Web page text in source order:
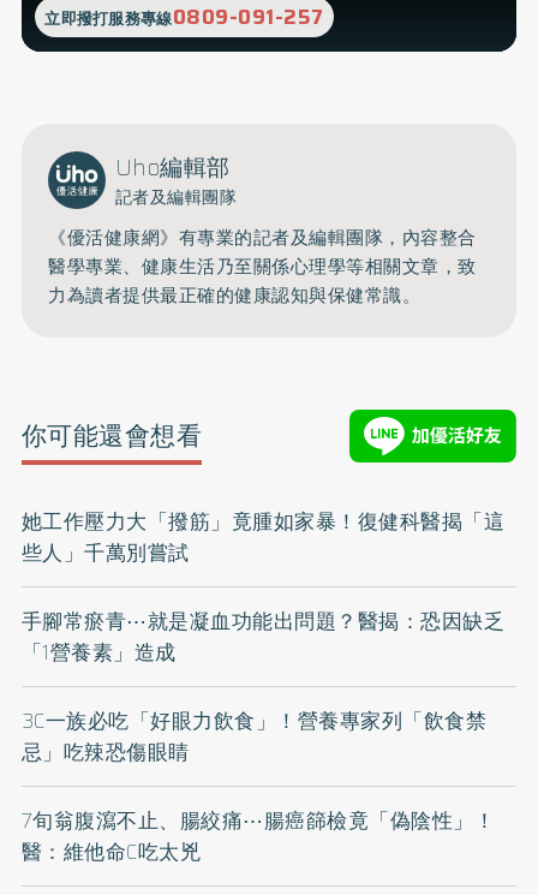
立即撥打服務專線0809-091-257
Uho編輯部
記者及編輯團隊
《優活健康網》有專業的記者及編輯團隊，內容整合
醫學專業、健康生活乃至關係心理學等相關文章，致
力為讀者提供最正確的健康認知與保健常識。
你可能還會想看
她工作壓力大「撥筋」竟腫如家暴！復健科醫揭「這
些人」千萬別嘗試
手腳常瘀青⋯就是凝血功能出問題？醫揭：恐因缺乏
「1營養素」造成
3C一族必吃「好眼力飲食」！營養專家列「飲食禁
忌」吃辣恐傷眼睛
7旬翁腹瀉不止、腸絞痛⋯腸癌篩檢竟「偽陰性」！
醫：維他命C吃太兇